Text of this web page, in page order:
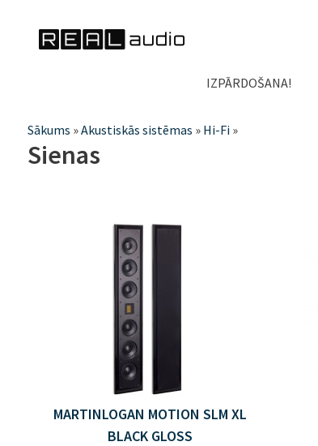
IZPĀRDOŠANA!
Jūs
atrodaties
Sākums »Akustiskās sistēmas » Hi-Fi »
Sienas
MARTINLOGAN MOTION SLM XL
BLACK GLOSS